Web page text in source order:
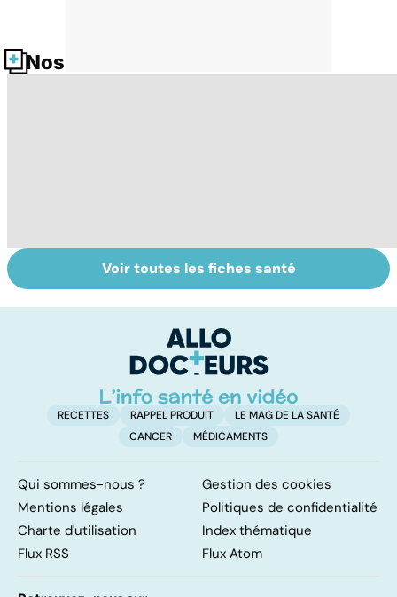
Nos fiches santé
Tout savoir sur
les infections
Inflammation des
amygdales : que
d'angine ?
Voir toutes les fiches santé
RECETTES RAPPEL PRODUIT
LE MAG DE LA SANTÉ
CANCER
MÉDICAMENTS
Qui sommes-nous ?
Gestion des cookies
Mentions légales
Politiques de confidentialité
Charte d'utilisation
Index thématique
Flux RSS
Flux Atom